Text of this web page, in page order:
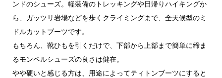
ンドのシューズ。軽装備のトレッキングや日帰りハイキングか
ら、ガッツリ岩場などを歩くクライミングまで、全天候型のミ
ドルカットブーツです。
もちろん、靴ひもを引くだけで、下部から上部まで簡単に締ま
るモンベルシューズの良さは健在。
やや硬いと感じる方は、用途によってティトンブーツにすると